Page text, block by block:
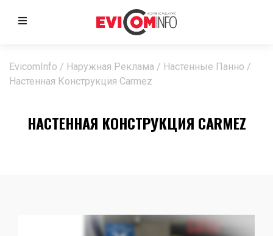
EvicomInfo / Наружная Реклама / Настенные Панно /
Настенная Конструкция Carmez
НАСТЕННАЯ КОНСТРУКЦИЯ CARMEZ